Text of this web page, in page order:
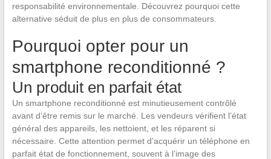
responsabilité environnementale. Découvrez pourquoi cette
alternative séduit de plus en plus de consommateurs.
Pourquoi opter pour un
smartphone reconditionné ?
Un produit en parfait état
Un smartphone reconditionné est minutieusement contrôlé
avant d’être remis sur le marché. Les vendeurs vérifient l’état
général des appareils, les nettoient, et les réparent si
nécessaire. Cette attention permet d’acquérir un téléphone en
parfait état de fonctionnement, souvent à l’image des